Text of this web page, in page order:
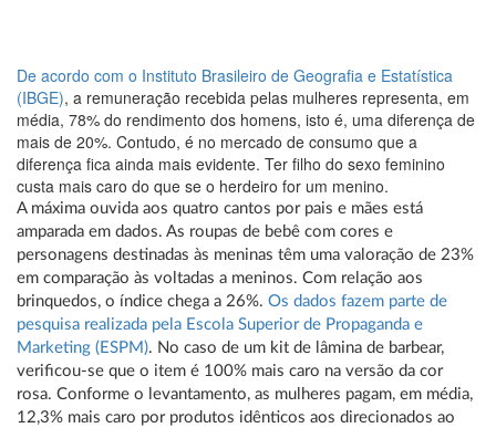
De acordo com o Instituto Brasileiro de Geografia e Estatística
(IBGE), a remuneração recebida pelas mulheres representa, em
média, 78% do rendimento dos homens, isto é, uma diferença de
mais de 20%. Contudo, é no mercado de consumo que a
diferença fica ainda mais evidente. Ter filho do sexo feminino
custa mais caro do que se o herdeiro for um menino.
A máxima ouvida aos quatro cantos por pais e mães está
amparada em dados. As roupas de bebê com cores e
personagens destinadas às meninas têm uma valoração de 23%
em comparação às voltadas a meninos. Com relação aos
brinquedos, o índice chega a 26%. Os dados fazem parte de
pesquisa realizada pela Escola Superior de Propaganda e
Marketing (ESPM). No caso de um kit de lâmina de barbear,
verificou-se que o item é 100% mais caro na versão da cor
rosa. Conforme o levantamento, as mulheres pagam, em média,
12,3% mais caro por produtos idênticos aos direcionados ao